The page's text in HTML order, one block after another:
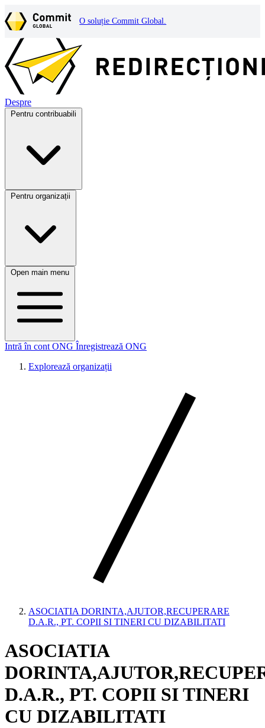
O soluție Commit Global.
Despre
Pentru contribuabili
Pentru organizații
Open main menu
Intră în cont ONG Înregistrează ONG
Explorează organizații
ASOCIATIA DORINTA,AJUTOR,RECUPERARE
D.A.R., PT. COPII SI TINERI CU DIZABILITATI
ASOCIATIA
D.A.R., PT. COPII SI TINERI
CU DIZABILITATI